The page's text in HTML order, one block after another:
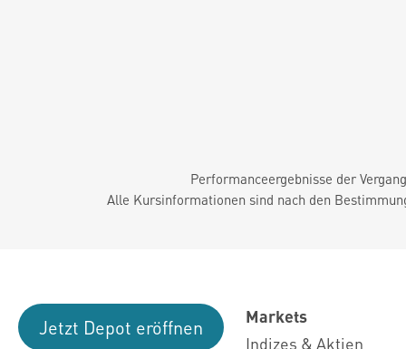
Performanceergebnisse der
Alle Kursinformationen sind nach den
Jetzt Depot eröffnen
Markets
Indizes & Aktien